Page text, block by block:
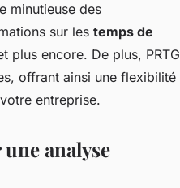
minutieuse des
sur les temps de
plus encore. De plus, PRTG
offrant ainsi une flexibilité
entreprise.
analyse